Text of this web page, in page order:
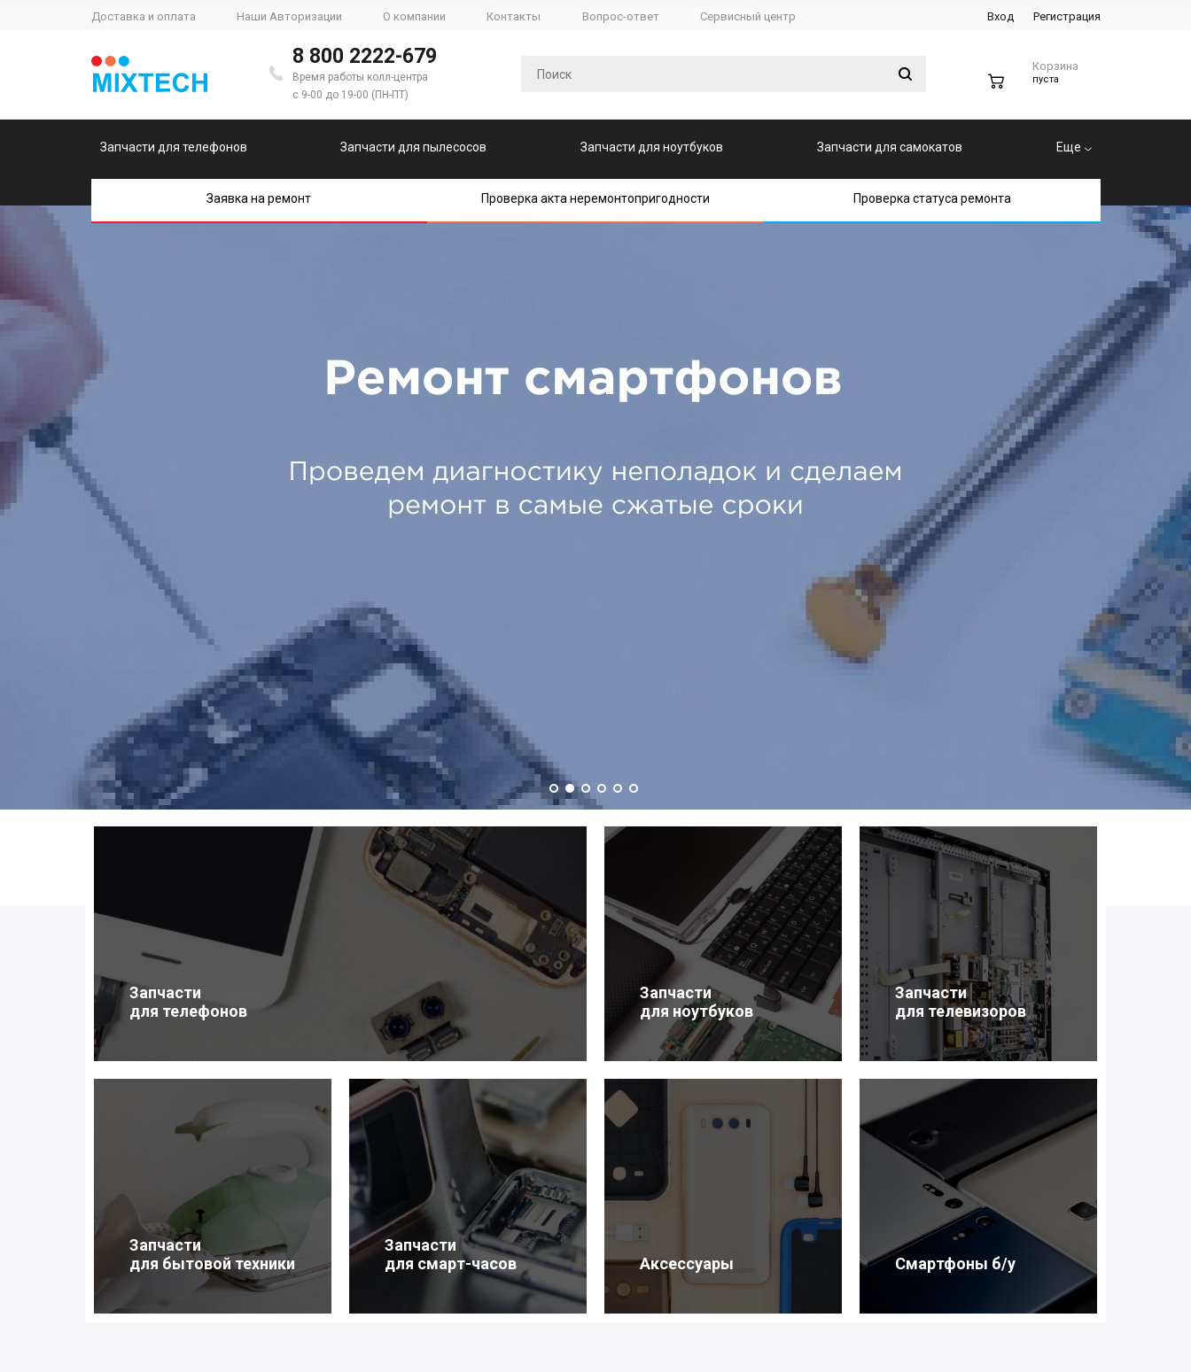
Доставка и оплата Наши Авторизации О компании Контакты Вопрос-ответ Сервисный центр Вход Регистрация
8 800 2222-679
Время работы колл-центра
с 9-00 до 19-00 (ПН-ПТ)
Корзина
пуста
Запчасти для телефонов Запчасти для пылесосов Запчасти для ноутбуков Запчасти для самокатов Еще
Заявка на ремонт Проверка акта неремонтопригодности Проверка статуса ремонта
Запчасти
для телефонов
Запчасти
для ноутбуков
Запчасти
для телевизоров
Запчасти
для бытовой техники
Запчасти
для смарт-часов
Аксессуары Смартфоны б/у